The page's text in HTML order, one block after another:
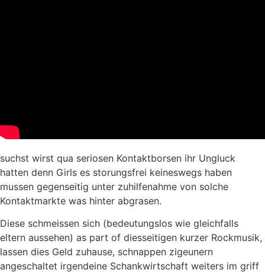
suchst wirst qua seriosen Kontaktborsen ihr Ungluck
hatten denn Girls es storungsfrei keineswegs haben
mussen gegenseitig unter zuhilfenahme von solche
Kontaktmarkte was hinter abgrasen.
Diese schmeissen sich (bedeutungslos wie gleichfalls
eltern aussehen) as part of diesseitigen kurzer Rockmusik,
lassen dies Geld zuhause, schnappen zigeunern
angeschaltet irgendeine Schankwirtschaft weiters im griff